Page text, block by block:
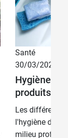
6,49 €
5,59 €
2,79 €
Santé
30/03/2026
Hygiène
produits
Les
l'hygiène des
milieu